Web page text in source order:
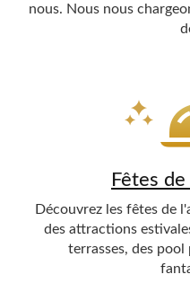
nous. Nous nous
Fêtes
Découvrez les fêtes de
des attractions
terrasses, des